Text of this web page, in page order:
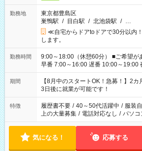
勤務地
東京都豊島区
巣鴨駅 / 目白駅 / 北池袋駅 / …
≪自宅からドアtoドアで30分以内
します。
勤務時間
9:00～18:00（休憩60分） ■ご希望があれば下記シフトもOK！
早番 7:00～16:00 遅番 10:00～19:00 夜勤
と休みを合わせたい」 「余裕を持っ
「できれば残業はしたくない」 など
ね。 ※Wワーク希望の方へ 今ご覧のお仕事で希望する勤務時間
と、もう1つのお仕事の勤務時間。
合は応募できません。
期間
【8月中のスタートOK！急募！】2
3日後に就業が可能です！
特徴 履歴書不要 / 40～50代活躍中 / 服装
上の大量募集 / 電話対応なし / パソコ
気になる！ 応募する